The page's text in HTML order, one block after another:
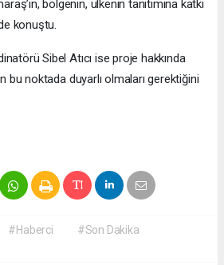
bölgenin, ülkenin tanıtımına katkı
konuştu.
Sibel Atıcı ise proje hakkında
bu noktada duyarlı olmaları gerektiğini
#Haberci
#Son Dakika